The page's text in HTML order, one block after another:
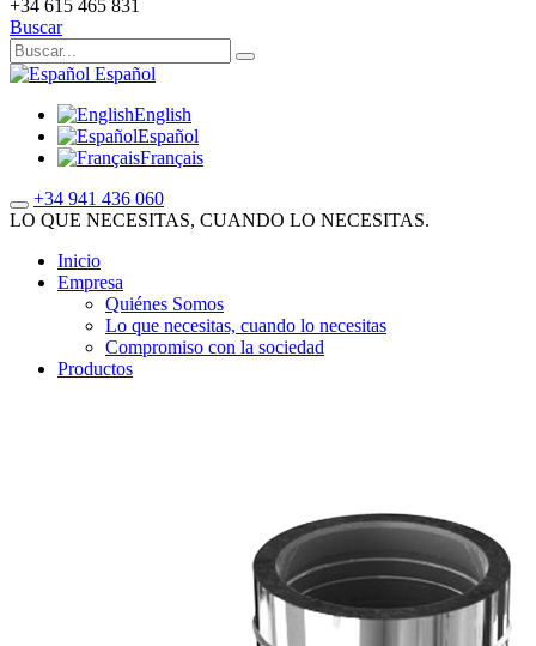
+34 615 465 831
Buscar
Español
English
Español
Français
+34 941 436 060
LO QUE NECESITAS, CUANDO LO NECESITAS.
Inicio
Empresa
Quiénes Somos
Lo que necesitas, cuando lo necesitas
Compromiso con la sociedad
Productos